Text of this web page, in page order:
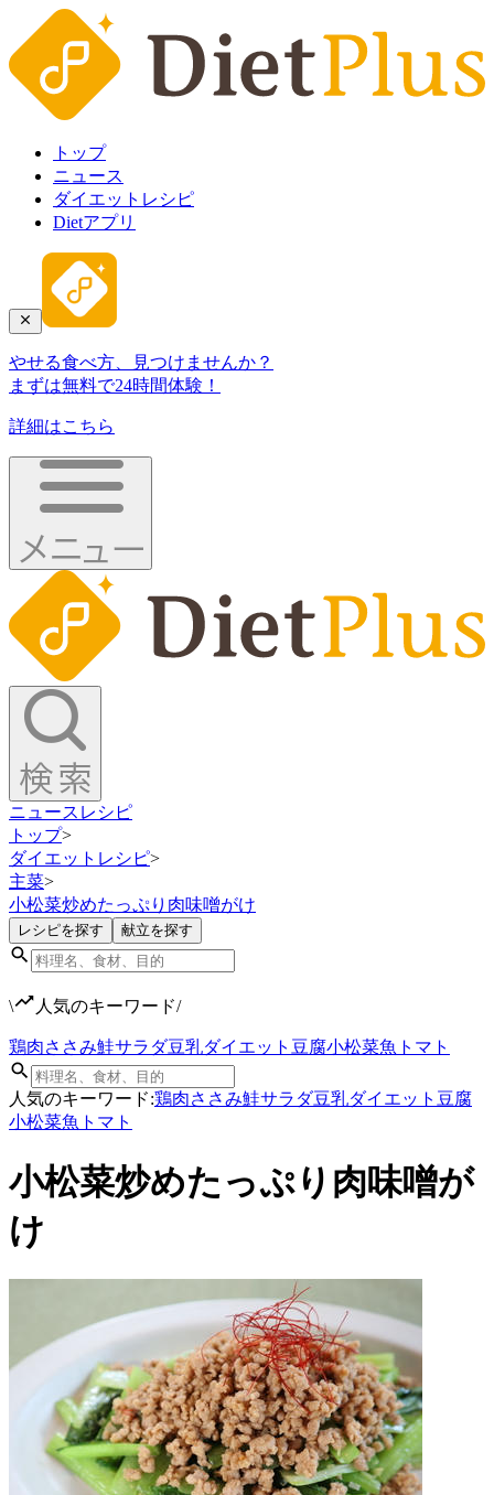
トップ
ニュース
ダイエットレシピ
Dietアプリ
やせる食べ方、見つけませんか？
まずは無料で24時間体験！
詳細はこちら
ニュース レシピ
トップ>
ダイエットレシピ>
主菜>
小松菜炒めたっぷり肉味噌がけ
レシピを探す 献立を探す
\ 人気のキーワード/
鶏肉ささみ鮭サラダ豆乳ダイエット 豆腐小松菜魚 トマト
人気のキーワード:鶏肉ささみ鮭サラダ豆乳ダイエット 豆腐
小松菜魚 トマト
小松菜炒めたっぷり肉味噌が
け